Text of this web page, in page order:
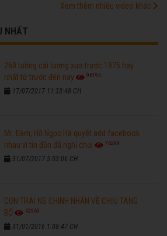
Xem thêm nhiều video khác
NHẤT
260 tuồng cải lương xưa trước 1975 hay
nhất từ trước đến nay
96194
17/07/2017 11:33:48 CH
Mr. Đàm, Hồ Ngọc Hà quyết add facebook
nhau vì tin đồn đã nghỉ chơi
76299
31/07/2017 5:03:06 CH
CON TRAI NS CHINH NHẪN VỀ CHỊU TANG
BỐ
42969
31/01/2016 1:08:47 CH